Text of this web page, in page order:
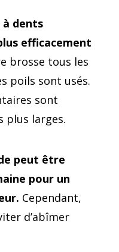
à dents
efficacement
brosse tous les
poils sont usés.
sont
plus larges.
peut être
pour un
Cependant,
d’abîmer